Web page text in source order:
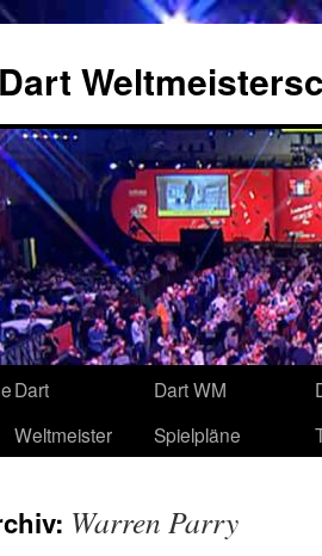
Dart
Weltmeister
Dart WM
Spielpläne
Warren Parry